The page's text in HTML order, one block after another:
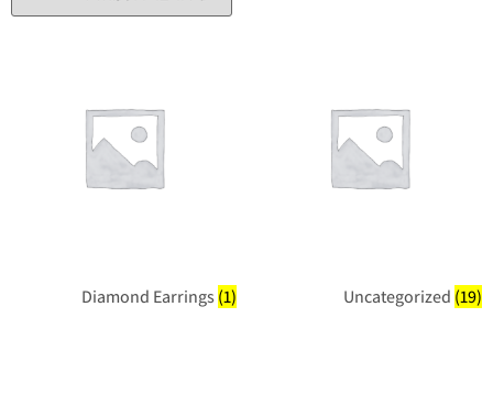
Uncategorized (19)
Diamond Earrings(1)